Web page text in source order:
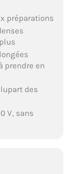
préparations
prendre en
des
V, sans